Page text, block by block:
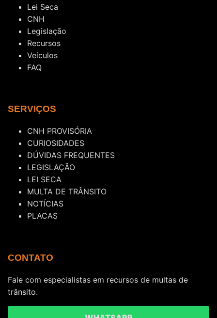
Lei Seca
CNH
Legislação
Recursos
Veículos
FAQ
SERVIÇOS
CNH PROVISÓRIA
CURIOSIDADES
DÚVIDAS FREQUENTES
LEGISLAÇÃO
LEI SECA
MULTA DE TRÂNSITO
NOTÍCIAS
PLACAS
CONTATO
Fale com especialistas em recursos de multas de
trânsito.